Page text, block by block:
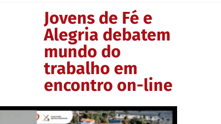
Jovens de Fé e
Alegria debatem
mundo do
trabalho em
encontro on-line